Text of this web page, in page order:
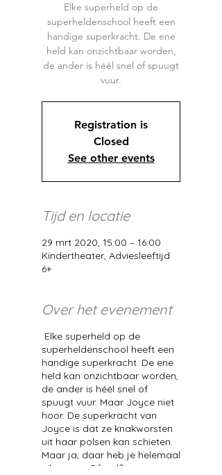
Elke superheld op de
superheldenschool heeft een
handige superkracht. De ene
held kan onzichtbaar worden,
de ander is héél snel of spuugt
vuur.
Registration is
Closed
See other events
Tijd en locatie
29 mrt 2020, 15:00 – 16:00
Kindertheater, Adviesleeftijd
6+
Over het evenement
Elke superheld op de
superheldenschool heeft een
handige superkracht. De ene
held kan onzichtbaar worden,
de ander is héél snel of
spuugt vuur. Maar Joyce niet
hoor. De superkracht van
Joyce is dat ze knakworsten
uit haar polsen kan schieten.
Maar ja, daar heb je helemaal
niks aan… Of wel?